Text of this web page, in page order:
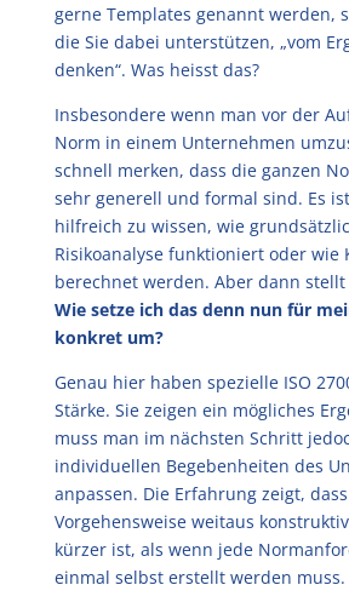
gerne Templates genannt werden,
die Sie dabei unterstützen, „vom
denken“. Was heisst das?
Insbesondere wenn man vor der
Norm in einem Unternehmen
schnell merken, dass die ganzen
sehr generell und formal sind. Es
hilfreich zu wissen, wie
Risikoanalyse funktioniert oder wie
berechnet werden. Aber dann stellt
Wie setze ich das denn nun für
konkret um?
Genau hier haben spezielle ISO
Stärke. Sie zeigen ein mögliches
muss man im nächsten Schritt
individuellen Begebenheiten des
anpassen. Die Erfahrung zeigt,
Vorgehensweise weitaus
kürzer ist, als wenn jede
einmal selbst erstellt werden muss.